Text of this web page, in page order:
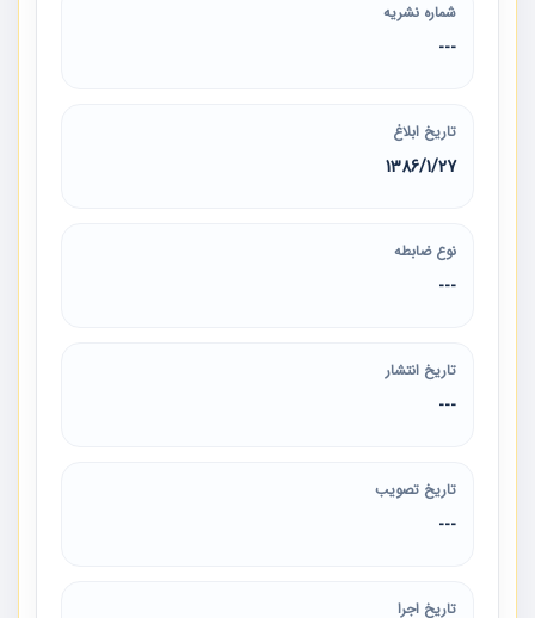
شماره نشریه
---
تاریخ ابلاغ
1386/1/27
نوع ضابطه
---
تاریخ انتشار
---
تاریخ تصویب
---
تاریخ اجرا